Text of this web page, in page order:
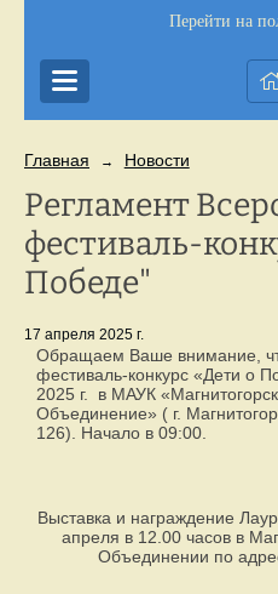
Перейти на
Главная → Новости
Регламент
фестиваль-
Победе"
17 апреля 2025 г.
Обращаем Ваше внимание,
фестиваль-конкурс «Дети о
2025 г. в МАУК
Объединение» ( г.
126). Начало в 09:00.
Выставка и награждение
апреля в 12.00 часов в
Объединении по